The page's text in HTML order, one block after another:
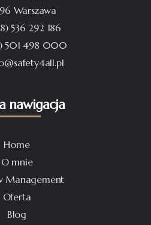
Warszawa
536 292 186
501 498 000
nawigacja
Home
O mnie
Management
Oferta
Blog